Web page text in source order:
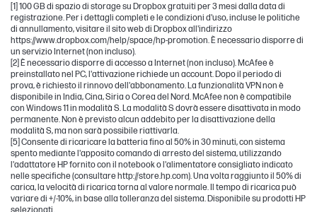
[1] 100 GB di spazio di storage su Dropbox gratuiti per 3 mesi dalla data di
registrazione. Per i dettagli completi e le condizioni d'uso, incluse le politiche
di annullamento, visitare il sito web di Dropbox all'indirizzo
https://www.dropbox.com/help/space/hp-promotion. È necessario disporre di
un servizio Internet (non incluso).
[2] È necessario disporre di accesso a Internet (non incluso). McAfee è
preinstallato nel PC, l'attivazione richiede un account. Dopo il periodo di
prova, è richiesto il rinnovo dell'abbonamento. La funzionalità VPN non è
disponibile in India, Cina, Siria o Corea del Nord. McAfee non è compatibile
con Windows 11 in modalità S. La modalità S dovrà essere disattivata in modo
permanente. Non è previsto alcun addebito per la disattivazione della
modalità S, ma non sarà possibile riattivarla.
[5] Consente di ricaricare la batteria fino al 50% in 30 minuti, con sistema
spento mediante l'apposito comando di arresto del sistema, utilizzando
l'adattatore HP fornito con il notebook o l'alimentatore consigliato indicato
nelle specifiche (consultare http://store.hp.com). Una volta raggiunto il 50% di
carica, la velocità di ricarica torna al valore normale. Il tempo di ricarica può
variare di +/-10%, in base alla tolleranza del sistema. Disponibile su prodotti HP